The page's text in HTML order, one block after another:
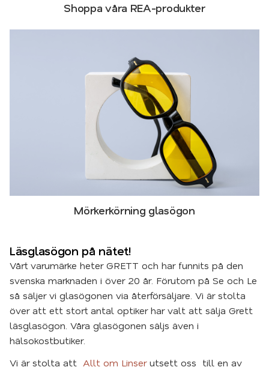
Shoppa våra REA-produkter
Mörkerkörning glasögon
Läsglasögon på nätet!
Vårt varumärke heter GRETT och har funnits på den
svenska marknaden i över 20 år. Förutom på Se och Le
så säljer vi glasögonen via återförsäljare. Vi är stolta
över att ett stort antal optiker har valt att sälja Grett
läsglasögon. Våra glasögonen säljs även i
hälsokostbutiker.
Vi är stolta att Allt om Linserutsett oss till en av